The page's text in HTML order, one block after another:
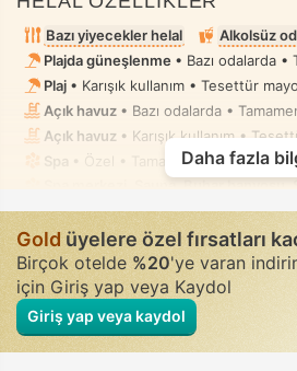
Bazı yiyecekler helal
Alkolsüz
Plajda güneşlenme • Bazı odalarda •
Plaj • Karışık kullanım • Tesettür mayo
Açık havuz • Bazı odalarda •
Açık havuz • Karışık kullanım •
Spa
• Özel • Tamamen korunaklı
Hortumlu taharet duşu• Tüm odalarda
Daha fazla
Goldüyelere özel fırsatları
Birçok otelde%20'ye varan
için Giriş yap veya Kaydol
Giriş yap veya kaydol